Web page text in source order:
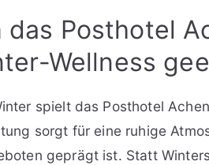
das Posthotel
Wellness
spielt das Posthotel
sorgt für eine ruhige
geprägt ist. Statt